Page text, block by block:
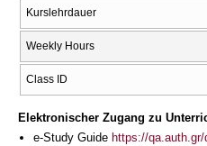
Kurslehrdauer
Weekly Hours
Class ID
Elektronischer Zugang zu
e-Study Guide https://